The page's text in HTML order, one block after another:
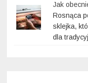
Jak
Rosnąca
sklejka,
dla